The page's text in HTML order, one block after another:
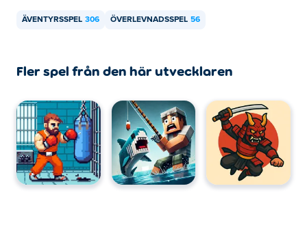
ÄVENTYRSSPEL 306 ÖVERLEVNADSSPEL 56
Fler spel från den här utvecklaren